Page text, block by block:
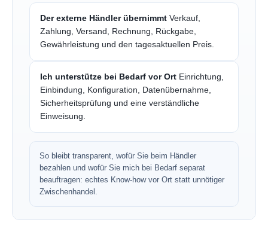
Der externe Händler übernimmt Verkauf,
Zahlung, Versand, Rechnung, Rückgabe,
Gewährleistung und den tagesaktuellen Preis.
Ich unterstütze bei Bedarf vor Ort Einrichtung,
Einbindung, Konfiguration, Datenübernahme,
Sicherheitsprüfung und eine verständliche
Einweisung.
So bleibt transparent, wofür Sie beim Händler
bezahlen und wofür Sie mich bei Bedarf separat
beauftragen: echtes Know-how vor Ort statt unnötiger
Zwischenhandel.